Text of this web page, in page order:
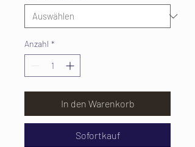
Anzahl *
In den Warenkorb
Sofortkauf